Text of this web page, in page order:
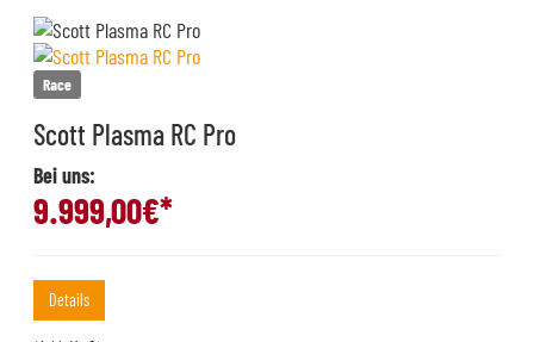
Race
Scott Plasma RC Pro
Bei uns:
9.999,00€*
Details